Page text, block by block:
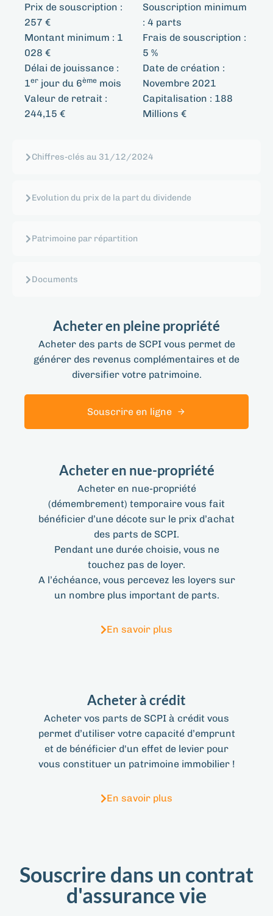
Chiffres-clés au 31/12/2024
Evolution du prix de la part du dividende
Patrimoine par répartition
Documents
Prix de souscription :
257 €
Montant minimum : 1
028 €
Délai de jouissance :
1er jour du 6ème mois
Valeur de retrait :
244,15 €
Souscription minimum
: 4 parts
Frais de souscription :
5 %
Date de création :
Novembre 2021
Capitalisation : 188
Millions €
Acheter en pleine propriété
Acheter des parts de SCPI vous permet de
générer des revenus complémentaires et de
diversifier votre patrimoine.
Souscrire en ligne
Acheter en nue-propriété
Acheter en nue-propriété
(démembrement) temporaire vous fait
bénéficier d’une décote sur le prix d’achat
des parts de SCPI.
Pendant une durée choisie, vous ne
touchez pas de loyer.
A l’échéance, vous percevez les loyers sur
un nombre plus important de parts.
En savoir plus
Acheter à crédit
Acheter vos parts de SCPI à crédit vous
permet d’utiliser votre capacité d’emprunt
et de bénéficier d'un effet de levier pour
vous constituer un patrimoine immobilier !
En savoir plus
Souscrire dans un contrat
d'assurance vie